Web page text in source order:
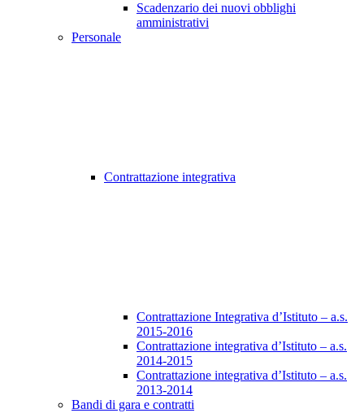
Scadenzario dei nuovi obblighi
amministrativi
Personale
Contrattazione integrativa
Contrattazione Integrativa d’Istituto – a.s.
2015-2016
Contrattazione integrativa d’Istituto – a.s.
2014-2015
Contrattazione integrativa d’Istituto – a.s.
2013-2014
Bandi di gara e contratti